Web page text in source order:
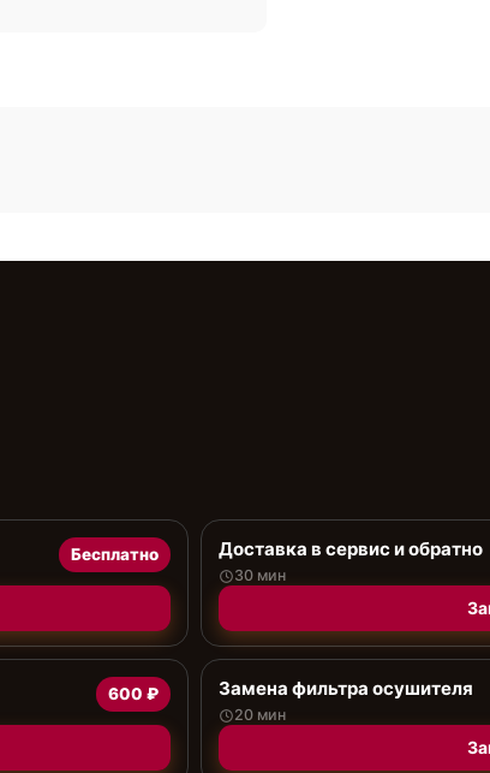
Бесплатно Доставка в сервис и обратно
30 мин
600 ₽ Замена фильтра осушителя
20 мин